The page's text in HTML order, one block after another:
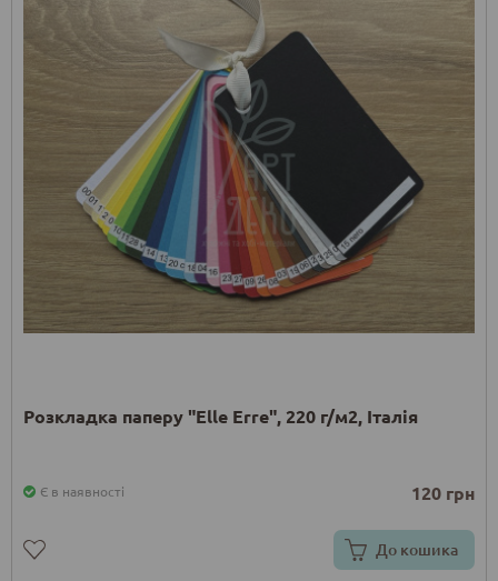
Розкладка паперу "Elle Erre", 220 г/м2, Італія
Є в наявності 120 грн
До кошика